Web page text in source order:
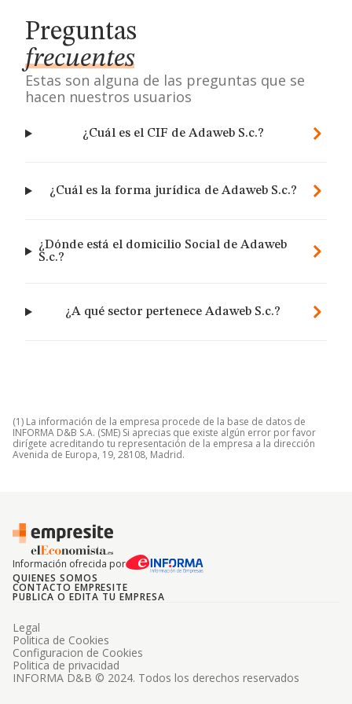
Preguntas
frecuentes
Estas son alguna de las preguntas que se
hacen nuestros usuarios
¿Cuál es el CIF de Adaweb S.c.?
¿Cuál es la forma jurídica de Adaweb S.c.?
¿Dónde está el domicilio Social de Adaweb
S.c.?
¿A qué sector pertenece Adaweb S.c.?
(1) La información de la empresa procede de la base de datos de
INFORMA D&B S.A. (SME) Si aprecias que existe algún error por favor
dirígete acreditando tu representación de la empresa a la dirección
Avenida de Europa, 19, 28108, Madrid.
Información ofrecida por
QUIENES SOMOS
CONTACTO EMPRESITE
PUBLICA O EDITA TU EMPRESA
INFORMA D&B © 2024. Todos los derechos reservados
Legal
Politica de Cookies
Configuracion de Cookies
Politica de privacidad